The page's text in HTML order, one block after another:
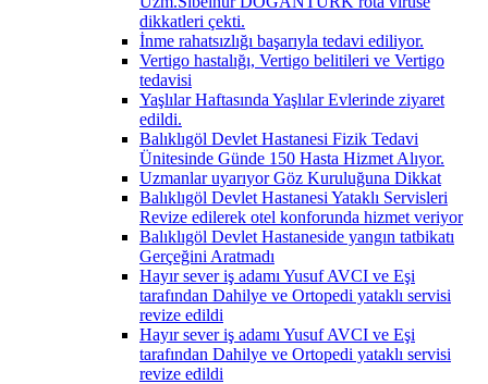
dikkatleri çekti.
İnme rahatsızlığı başarıyla tedavi ediliyor.
Vertigo hastalığı, Vertigo belitileri ve Vertigo
tedavisi
Yaşlılar Haftasında Yaşlılar Evlerinde ziyaret
edildi.
Balıklıgöl Devlet Hastanesi Fizik Tedavi
Ünitesinde Günde 150 Hasta Hizmet Alıyor.
Uzmanlar uyarıyor Göz Kuruluğuna Dikkat
Balıklıgöl Devlet Hastanesi Yataklı Servisleri
Revize edilerek otel konforunda hizmet veriyor
Balıklıgöl Devlet Hastaneside yangın tatbikatı
Gerçeğini Aratmadı
Hayır sever iş adamı Yusuf AVCI ve Eşi
tarafından Dahilye ve Ortopedi yataklı servisi
revize edildi
Hayır sever iş adamı Yusuf AVCI ve Eşi
tarafından Dahilye ve Ortopedi yataklı servisi
revize edildi